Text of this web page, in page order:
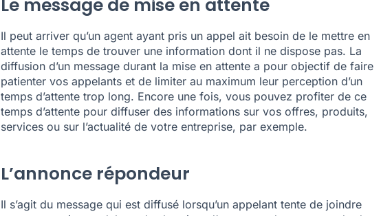
Le message de mise en attente
Il peut arriver qu’un agent ayant pris un appel ait besoin de le mettre en
attente le temps de trouver une information dont il ne dispose pas. La
diffusion d’un message durant la mise en attentea pour objectif de faire
patienter vos appelants et de limiter au maximum leur perception d’un
temps d’attente trop long. Encore une fois, vous pouvez profiter de ce
temps d’attente pour diffuser des informations sur vos offres, produits,
services ou sur l’actualité de votre entreprise, par exemple.
L’annonce répondeur
Il s’agit du message qui est diffusé lorsqu’un appelant tente de joindre